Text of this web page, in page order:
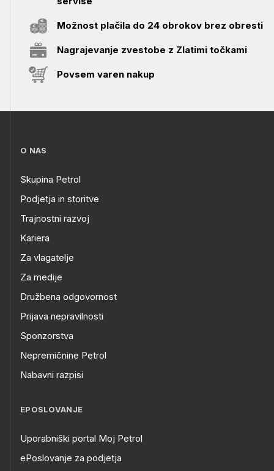
Možnost plačila do 24 obrokov brez obresti
Nagrajevanje zvestobe z Zlatimi točkami
Povsem varen nakup
O NAS
Skupina Petrol
Podjetja in storitve
Trajnostni razvoj
Kariera
Za vlagatelje
Za medije
Družbena odgovornost
Prijava nepravilnosti
Sponzorstva
Nepremičnine Petrol
Nabavni razpisi
EPOSLOVANJE
Uporabniški portal Moj Petrol
ePoslovanje za podjetja